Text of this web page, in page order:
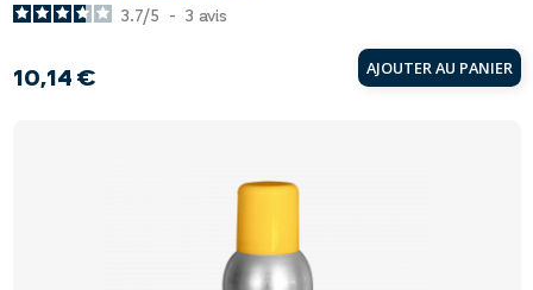
Prix
10,14 € AJOUTER AU PANIER
3.7/5 - 3 avis